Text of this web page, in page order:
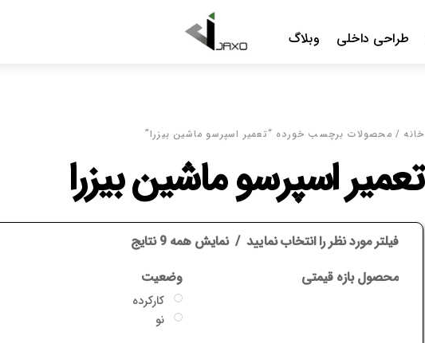
طراحی داخلی وبلاگ
خانه / محصولات برچسب خورده “تعمیر اسپرسو ماشین بیزرا”
تعمیر اسپرسو ماشین بیزرا
فیلتر مورد نظر را انتخاب نمایید نمایش همه 9 نتایج
محصول بازه قیمتی وضعیت
کارکرده
نو